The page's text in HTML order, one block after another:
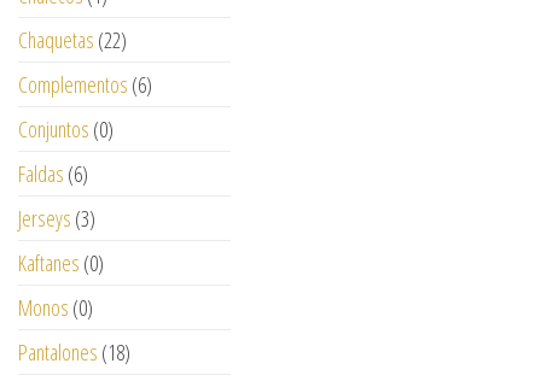
Chaquetas (22)
Complementos (6)
Conjuntos (0)
Faldas (6)
Jerseys (3)
Kaftanes (0)
Monos (0)
Pantalones (18)